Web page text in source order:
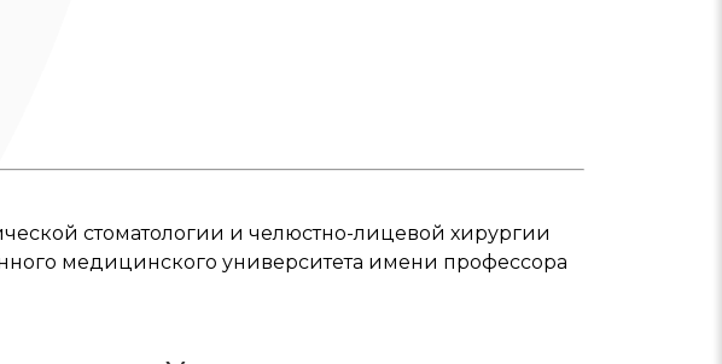
стоматологии и челюстно-лицевой хирургии
медицинского университета имени профессора